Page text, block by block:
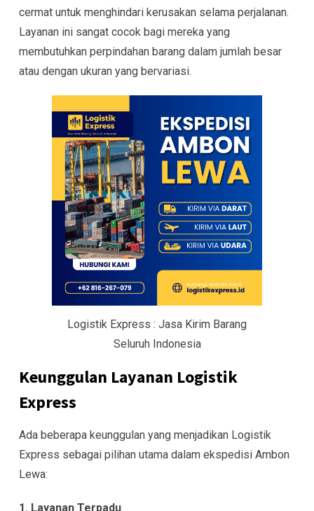
cermat untuk menghindari kerusakan selama perjalanan.
Layanan ini sangat cocok bagi mereka yang
membutuhkan perpindahan barang dalam jumlah besar
atau dengan ukuran yang bervariasi.
Logistik Express : Jasa Kirim Barang
Seluruh Indonesia
Keunggulan Layanan Logistik
Express
Ada beberapa keunggulan yang menjadikan Logistik
Express sebagai pilihan utama dalam ekspedisi Ambon
Lewa:
1. Layanan Terpadu